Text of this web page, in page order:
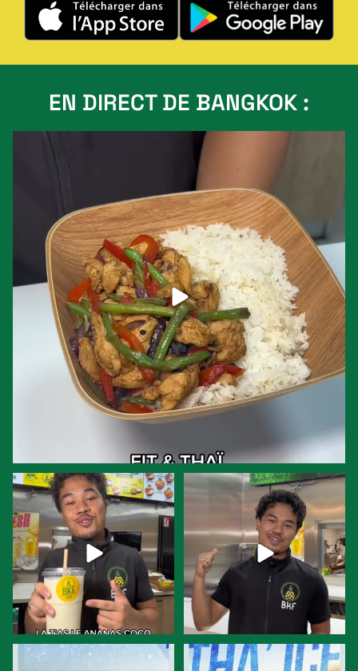
EN DIRECT DE BANGKOK :
Vous cherchez un plat qui cale sans être trop
Alors pour vous le smoothie c’est
un dessert ou...
8 0
Team sucré-salé ? Ce plat est
fait pour vous....
12 0
ET TOI, TU CRAQUES POUR QUEL
ET TOI, TU CRAQUES POUR QUEL
PARFUM ?